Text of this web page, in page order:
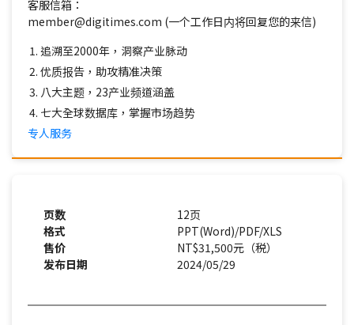
客服信箱：
member@digitimes.com (一个工作日内将回复您的来信)
追溯至2000年，洞察产业脉动
优质报告，助攻精准决策
八大主题，23产业频道涵盖
七大全球数据库，掌握市场趋势
专人服务
页数
12页
格式
PPT(Word)/PDF/XLS
售价
NT$31,500元（税）
发布日期
2024/05/29